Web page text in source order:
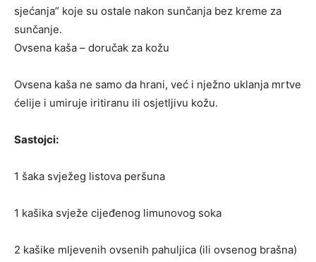
sjećanja” koje su ostale nakon sunčanja bez kreme za
sunčanje.
Ovsena kaša – doručak za kožu
Ovsena kaša ne samo da hrani, već i nježno uklanja mrtve
ćelije i umiruje iritiranu ili osjetljivu kožu.
Sastojci:
1 šaka svježeg listova peršuna
1 kašika svježe cijeđenog limunovog soka
2 kašike mljevenih ovsenih pahuljica (ili ovsenog brašna)